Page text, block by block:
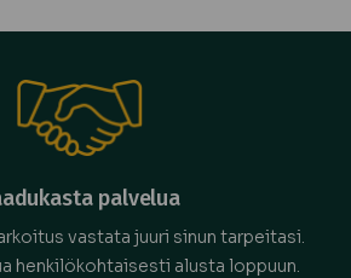
palvelua
vastata juuri sinun tarpeitasi.
henkilökohtaisesti alusta loppuun.